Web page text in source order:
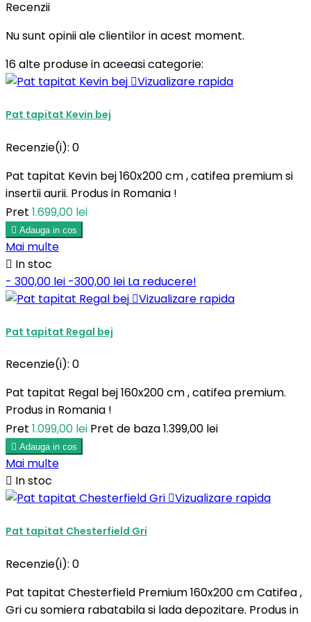
Recenzii
Nu sunt opinii ale clientilor in acest moment.
16 alte produse in aceeasi categorie:
Vizualizare rapida
Pat tapitat Kevin bej
Recenzie(i): 0
Pat tapitat Kevin bej 160x200 cm , catifea premium si
insertii aurii. Produs in Romania !
Pret 1.699,00 lei
 Adauga in cos
Mai multe
 In stoc
- 300,00 lei -300,00 lei La reducere!
Vizualizare rapida
Pat tapitat Regal bej
Recenzie(i): 0
Pat tapitat Regal bej 160x200 cm , catifea premium.
Produs in Romania !
Pret 1.099,00 lei Pret de baza1.399,00 lei
 Adauga in cos
Mai multe
 In stoc
Vizualizare rapida
Pat tapitat Chesterfield Gri
Recenzie(i): 0
Pat tapitat Chesterfield Premium 160x200 cm Catifea ,
Gri cu somiera rabatabila si lada depozitare. Produs in